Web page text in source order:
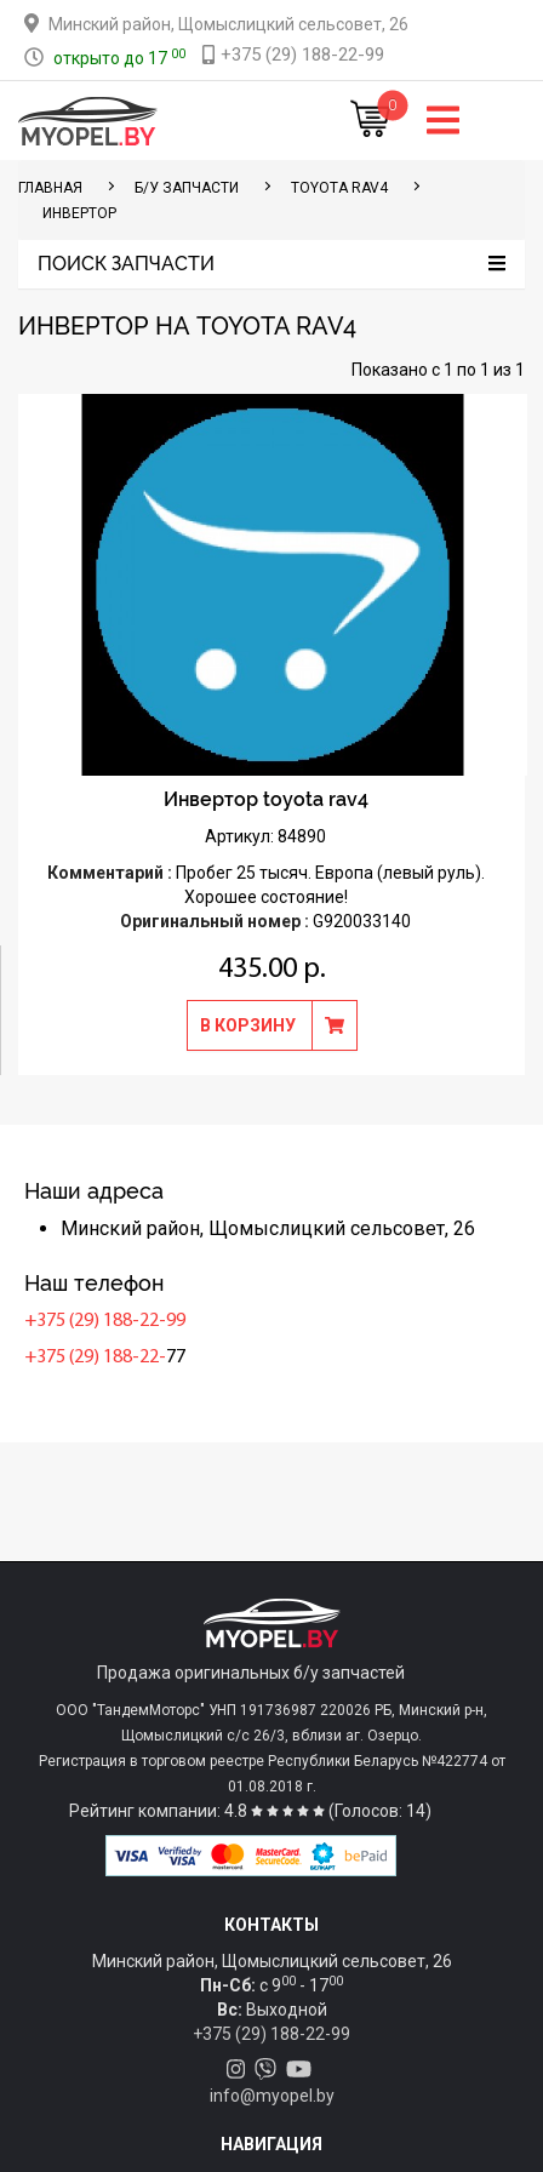
Минский район, Щомыслицкий сельсовет, 26
открыто до 17 00 +375 (29) 188-22-99
0
ГЛАВНАЯ Б/У ЗАПЧАСТИ
TOYOTA RAV4
ИНВЕРТОР
ПОИСК ЗАПЧАСТИ
ИНВЕРТОР НА TOYOTA RAV4
Показано с 1 по 1 из 1
Инвертор toyota rav4
Артикул: 84890
Комментарий : Пробег 25 тысяч. Европа (левый руль).
Хорошее состояние!
Оригинальный номер : G920033140
435.00 р.
В КОРЗИНУ
Наши адреса
Минский район, Щомыслицкий сельсовет, 26
Наш телефон
+375 (29) 188-22-99
+375 (29) 188-22-77
Продажа оригинальных б/у запчастей
ООО "ТандемМоторс" УНП 191736987 220026 РБ, Минский р-н,
Щомыслицкий с/c 26/3, вблизи аг. Озерцо.
Регистрация в торговом реестре Республики Беларусь №422774 от
01.08.2018 г.
Рейтинг компании: 4.8 (Голосов: 14)
КОНТАКТЫ
Минский район, Щомыслицкий сельсовет, 26
Пн-Сб: c 900 - 1700
Вс: Выходной
+375 (29) 188-22-99
info@myopel.by
НАВИГАЦИЯ